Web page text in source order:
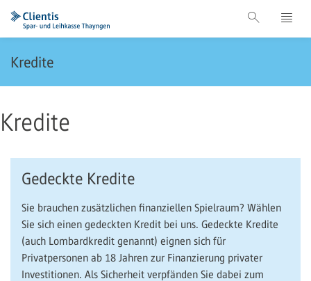
Kredite
Kredite
Gedeckte Kredite
Sie brauchen zusätzlichen finanziellen Spielraum? Wählen
Sie sich einen gedeckten Kredit bei uns. Gedeckte Kredite
(auch Lombardkredit genannt) eignen sich für
Privatpersonen ab 18 Jahren zur Finanzierung privater
Investitionen. Als Sicherheit verpfänden Sie dabei zum